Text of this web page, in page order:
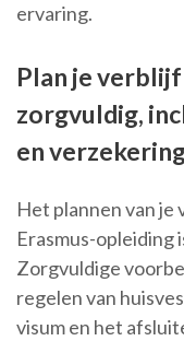
ervaring.
Plan je
zorgvuldig,
en
Het plannen van
Erasmus-opleiding
Zorgvuldige
regelen van
visum en het